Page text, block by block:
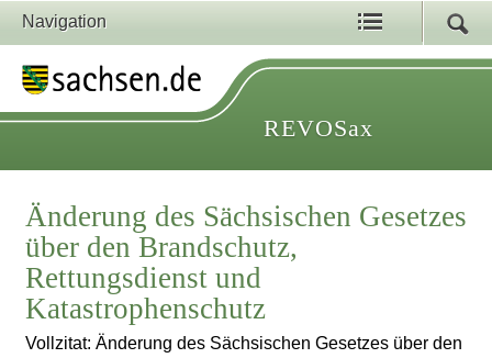
Navigation
REVOSax
Änderung des Sächsischen Gesetzes
über den Brandschutz,
Rettungsdienst und
Katastrophenschutz
Vollzitat: Änderung des Sächsischen Gesetzes über den